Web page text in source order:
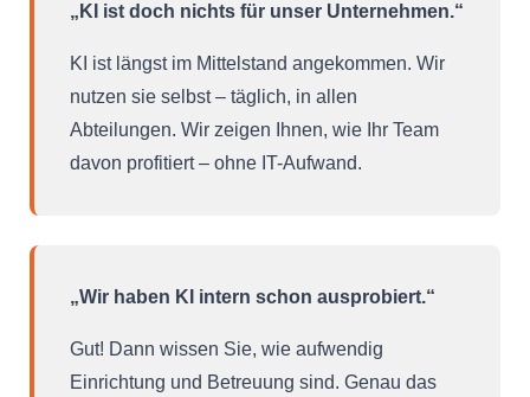
„KI ist doch nichts für unser Unternehmen.“
KI ist längst im Mittelstand angekommen. Wir
nutzen sie selbst – täglich, in allen
Abteilungen. Wir zeigen Ihnen, wie Ihr Team
davon profitiert – ohne IT-Aufwand.
„Wir haben KI intern schon ausprobiert.“
Gut! Dann wissen Sie, wie aufwendig
Einrichtung und Betreuung sind. Genau das